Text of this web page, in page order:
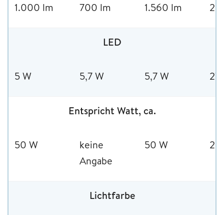
1.000 lm 700 lm 1.560 lm
LED
5 W 5,7 W 5,7 W 27
Entspricht Watt, ca.
50 W
keine
Angabe
50 W
Lichtfarbe